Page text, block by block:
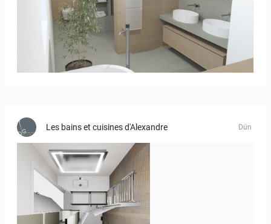
Bild_01
Les bains et cuisines d'Alexandre Dün